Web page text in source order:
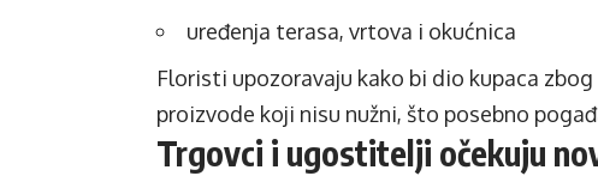
uređenja terasa, vrtova i okućnica
Floristi upozoravaju kako bi dio kupaca
proizvode koji nisu nužni, što posebno
Trgovci i ugostitelji očekuju